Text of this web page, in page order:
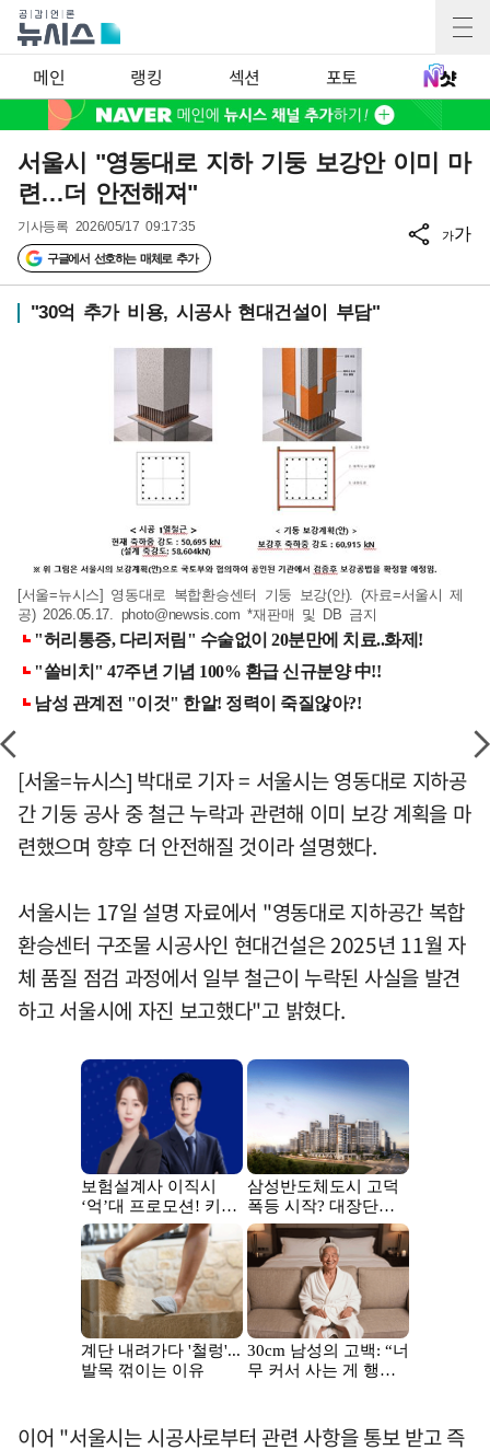
메인 랭킹 섹션 포토
서울시 "영동대로 지하 기둥 보강안 이미 마
련…더 안전해져"
기사등록 2026/05/17 09:17:35
구글에서 선호하는 매체로 추가
가가
"30억 추가 비용, 시공사 현대건설이 부담"
[서울=뉴시스] 영동대로 복합환승센터 기둥 보강(안). (자료=서울시 제
공) 2026.05.17. photo@newsis.com *재판매 및 DB 금지
[서울=뉴시스] 박대로 기자 = 서울시는 영동대로 지하공
간 기둥 공사 중 철근 누락과 관련해 이미 보강 계획을 마
련했으며 향후 더 안전해질 것이라 설명했다.
서울시는 17일 설명 자료에서 "영동대로 지하공간 복합
환승센터 구조물 시공사인 현대건설은 2025년 11월 자
체 품질 점검 과정에서 일부 철근이 누락된 사실을 발견
하고 서울시에 자진 보고했다"고 밝혔다.
이어 "서울시는 시공사로부터 관련 사항을 통보 받고 즉